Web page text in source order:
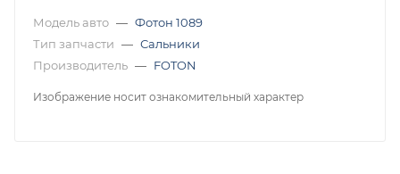
Модель авто — Фотон 1089
Тип запчасти — Сальники
Производитель — FOTON
Изображение носит ознакомительный характер